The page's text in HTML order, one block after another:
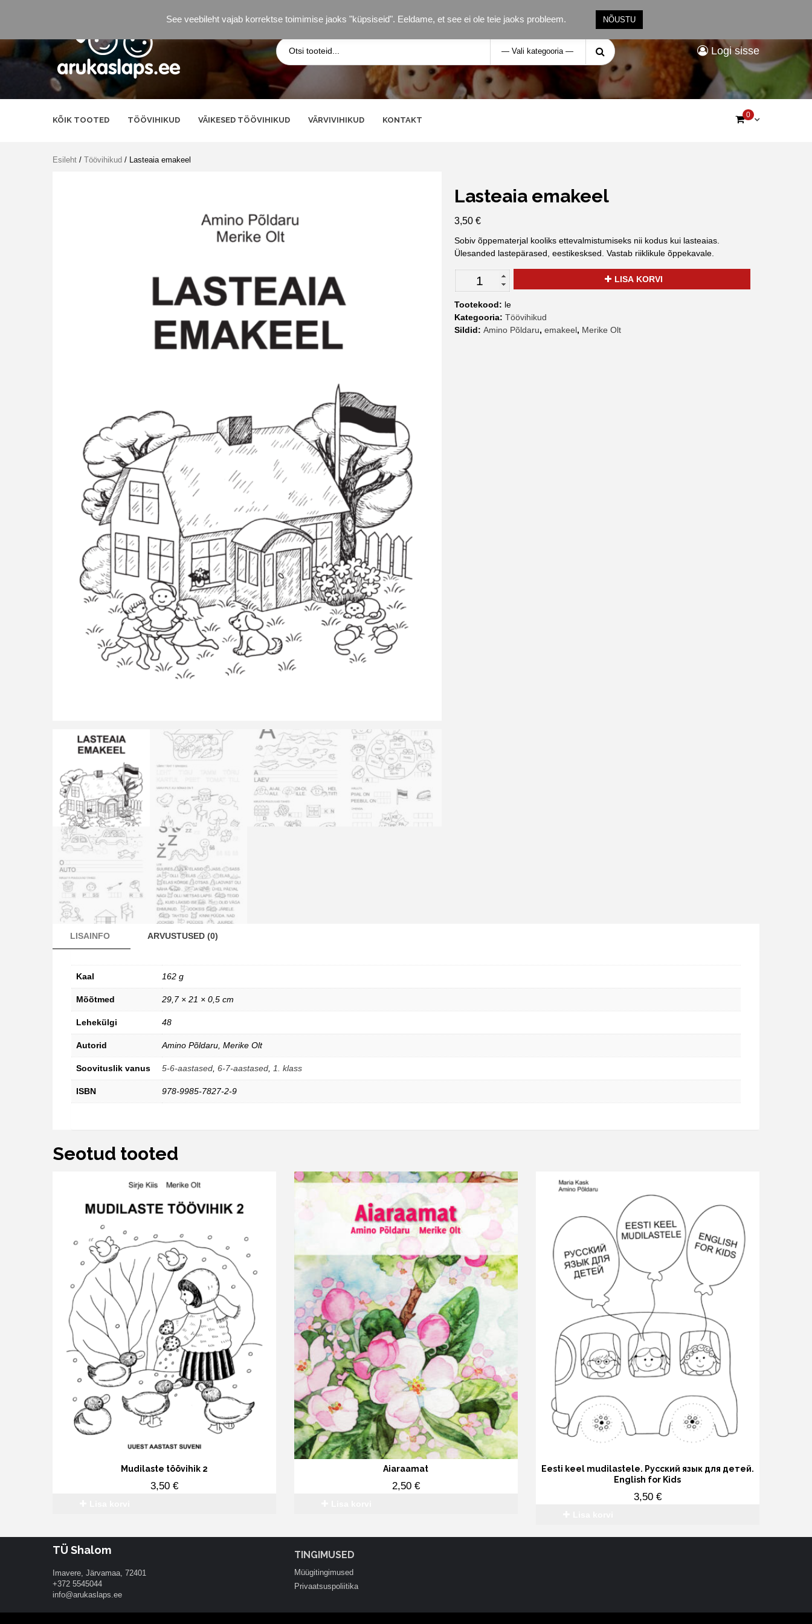
Arukas
Laps
parimad õppevahendid
Otsitav:
Logi sisse
KÕIK TOOTED TÖÖVIHIKUD VÄIKESED TÖÖVIHIKUD VÄRVIVIHIKUD KONTAKT
0
Esileht / Töövihikud / Lasteaia emakeel
Lasteaia emakeel
3,50€
Sobiv õppematerjal kooliks ettevalmistumiseks nii kodus kui lasteaias.
Ülesanded lastepärased, eestikesksed. Vastab riiklikule õppekavale.
emakeel
kogus
LISA KORVI
Tootekood: le
Kategooria:Töövihikud
Sildid:Amino Põldaru,emakeel, Merike Olt
LISAINFO ARVUSTUSED (0)
Kaal 162 g
Mõõtmed 29,7 × 21 × 0,5 cm
Lehekülgi 48
Autorid Amino Põldaru, Merike Olt
Soovituslik vanus 5-6-aastased, 6-7-aastased, 1. klass
ISBN 978-9985-7827-2-9
Seotud tooted
Mudilaste töövihik 2
3,50 €
Aiaraamat
2,50 €
Eesti keel mudilastele. Русский язык для детей.
English for Kids
3,50 €
TÜ Shalom
Imavere, Järvamaa, 72401
+372 5545044
info@arukaslaps.ee
TINGIMUSED
Müügitingimused
Privaatsuspoliitika
See veebileht vajab korrektse toimimise jaoks "küpsiseid". Eeldame, et see ei ole teie jaoks probleem. NÕUSTU